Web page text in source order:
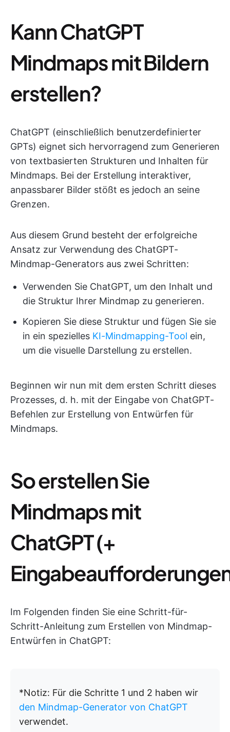
Kann ChatGPT
Mindmaps mit Bildern
erstellen?
ChatGPT (einschließlich benutzerdefinierter
GPTs) eignet sich hervorragend zum Generieren
von textbasierten Strukturen und Inhalten für
Mindmaps. Bei der Erstellung interaktiver,
anpassbarer Bilder stößt es jedoch an seine
Grenzen.
Aus diesem Grund besteht der erfolgreiche
Ansatz zur Verwendung des ChatGPT-
Mindmap-Generators aus zwei Schritten:
Verwenden Sie ChatGPT, um den Inhalt und
die Struktur Ihrer Mindmap zu generieren.
Kopieren Sie diese Struktur und fügen Sie sie
in ein spezielles KI-Mindmapping-Tool ein,
um die visuelle Darstellung zu erstellen.
Beginnen wir nun mit dem ersten Schritt dieses
Prozesses, d. h. mit der Eingabe von ChatGPT-
Befehlen zur Erstellung von Entwürfen für
Mindmaps.
So erstellen Sie
Mindmaps mit
ChatGPT (+
Im Folgenden finden Sie eine Schritt-für-
Schritt-Anleitung zum Erstellen von Mindmap-
Entwürfen in ChatGPT:
*Notiz: Für die Schritte 1 und 2 haben wir
den Mindmap-Generator von ChatGPT
verwendet.